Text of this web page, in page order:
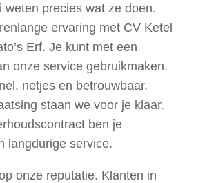
weten precies wat ze doen.
ervaring met CV Ketel
Erf. Je kunt met een
onze service gebruikmaken.
netjes en betrouwbaar.
staan we voor je klaar.
ben je
langdurige service.
onze reputatie. Klanten in